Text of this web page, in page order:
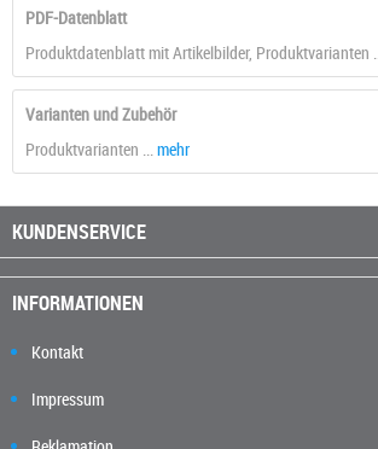
PDF-Datenblatt
Produktdatenblatt mit Artikelbilder, Produktvarianten ...
Varianten und Zubehör
Produktvarianten ... mehr
KUNDENSERVICE
INFORMATIONEN
Kontakt
Impressum